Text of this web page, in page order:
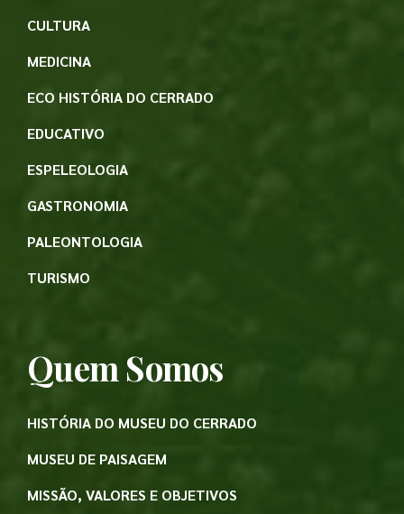
CULTURA
MEDICINA
ECO HISTÓRIA DO CERRADO
EDUCATIVO
ESPELEOLOGIA
GASTRONOMIA
PALEONTOLOGIA
TURISMO
Quem Somos
HISTÓRIA DO MUSEU DO CERRADO
MUSEU DE PAISAGEM
MISSÃO, VALORES E OBJETIVOS